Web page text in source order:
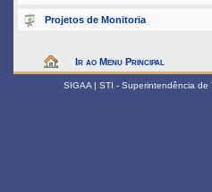
Projetos de Monitoria
Ir ao Menu Principal
SIGAA | STI - Superintendência